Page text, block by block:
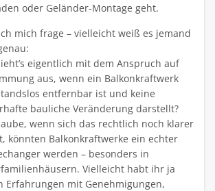
oder Geländer-Montage geht.
mich frage – vielleicht weiß es jemand
eigentlich mit dem Anspruch auf
aus, wenn ein Balkonkraftwerk
entfernbar ist und keine
bauliche Veränderung darstellt?
wenn sich das rechtlich noch klarer
könnten Balkonkraftwerke ein echter
werden – besonders in
Vielleicht habt ihr ja
Erfahrungen mit Genehmigungen,